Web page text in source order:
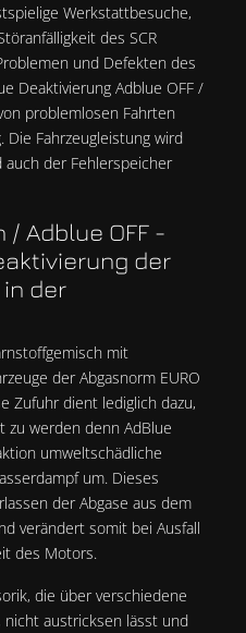
Werkstattbesuche,
des SCR
und Defekten des
Deaktivierung Adblue OFF /
problemlosen Fahrten
Die Fahrzeugleistung wird
der Fehlerspeicher
Adblue OFF -
der
der
mit
der Abgasnorm EURO
Zufuhr dient lediglich dazu,
zu werden denn AdBlue
umweltschädliche
um. Dieses
der Abgase aus dem
verändert somit bei Ausfall
des Motors.
die über verschiedene
nicht austricksen lässt und